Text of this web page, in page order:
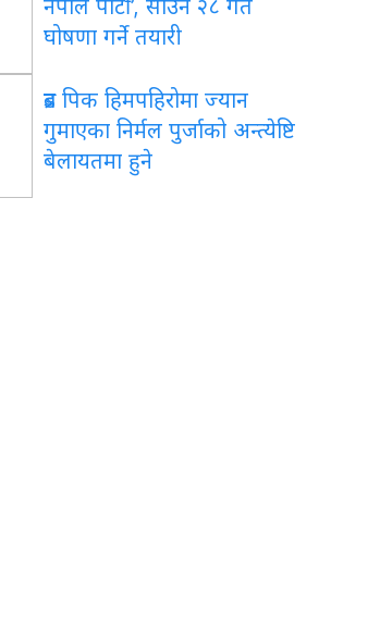
नेपाल पार्टी’, साउन २८ गते
घोषणा गर्ने तयारी
ब्रड पिक हिमपहिरोमा ज्यान
गुमाएका निर्मल पुर्जाको अन्त्येष्टि
बेलायतमा हुने